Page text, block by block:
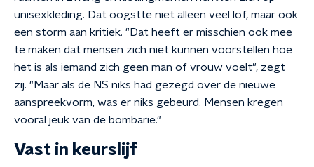
unisexkleding. Dat oogstte niet alleen veel lof, maar ook
een storm aan kritiek. "Dat heeft er misschien ook mee
te maken dat mensen zich niet kunnen voorstellen hoe
het is als iemand zich geen man of vrouw voelt", zegt
zij. "Maar als de NS niks had gezegd over de nieuwe
aanspreekvorm, was er niks gebeurd. Mensen kregen
vooral jeuk van de bombarie."
Vast in keurslijf